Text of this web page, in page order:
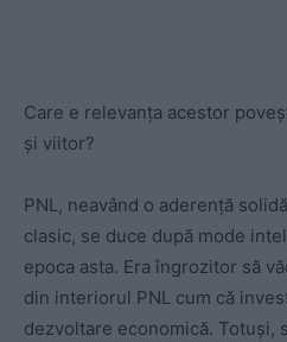
Care e relevanța acestor
și viitor?
PNL, neavând o aderență
clasic, se duce după mode
epoca asta. Era îngrozitor să
din interiorul PNL cum că
dezvoltare economică. Totuși,